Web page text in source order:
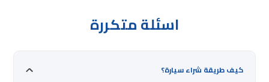
اسئلة متكررة
كيف طريقة شراء سيارة؟